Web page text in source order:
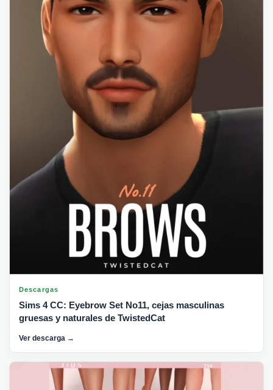
Descargas
Sims 4 CC: Eyebrow Set No11, cejas masculinas
gruesas y naturales de TwistedCat
Ver descarga →